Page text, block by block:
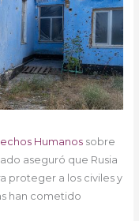
Humanossobre
aseguró que Rusia
proteger a los civiles y
han cometido